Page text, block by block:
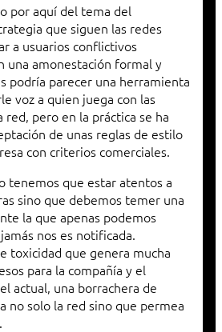
por aquí del tema del
que siguen las redes
a usuarios conflictivos
una amonestación formal y
podría parecer una herramienta
voz a quien juega con las
red, pero en la práctica se ha
de unas reglas de estilo
con criterios comerciales.
tenemos que estar atentos a
sino que debemos temer una
la que apenas podemos
nos es notificada.
toxicidad que genera mucha
para la compañía y el
actual, una borrachera de
no solo la red sino que permea